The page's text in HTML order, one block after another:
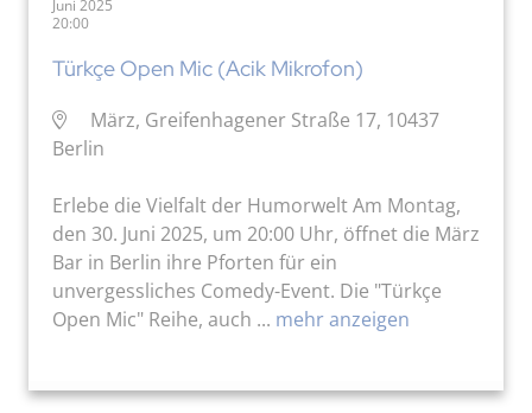
Juni 2025
20:00
Türkçe Open Mic (Acik Mikrofon)
März, Greifenhagener Straße 17, 10437
Berlin
Erlebe die Vielfalt der Humorwelt Am Montag,
den 30. Juni 2025, um 20:00 Uhr, öffnet die März
Bar in Berlin ihre Pforten für ein
unvergessliches Comedy-Event. Die "Türkçe
Open Mic" Reihe, auch ... mehr anzeigen